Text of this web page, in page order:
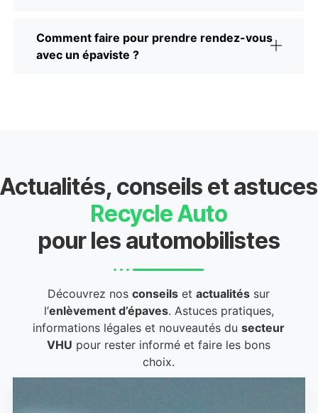
Comment faire pour prendre rendez-vous
avec un épaviste ?
Actualités, conseils et astuces
Recycle Auto
pour les automobilistes
Découvrez nosconseils etactualités sur
l’enlèvement d’épaves. Astuces pratiques,
informations légales et nouveautés dusecteur
VHU pour rester informé et faire les bons
choix.